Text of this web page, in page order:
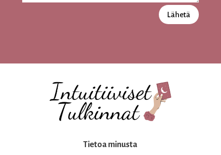
Lähetä
Tietoa minusta